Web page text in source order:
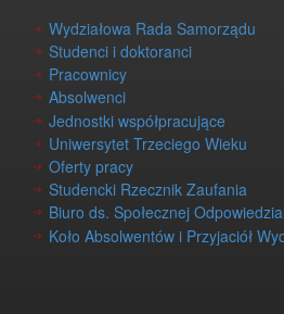
Wydziałowa Rada Samorządu
Studenci i doktoranci
Pracownicy
Absolwenci
Jednostki współpracujące
Uniwersytet Trzeciego Wieku
Oferty pracy
Studencki Rzecznik Zaufania
Biuro ds. Społecznej
Koło Absolwentów i Przyjaciół